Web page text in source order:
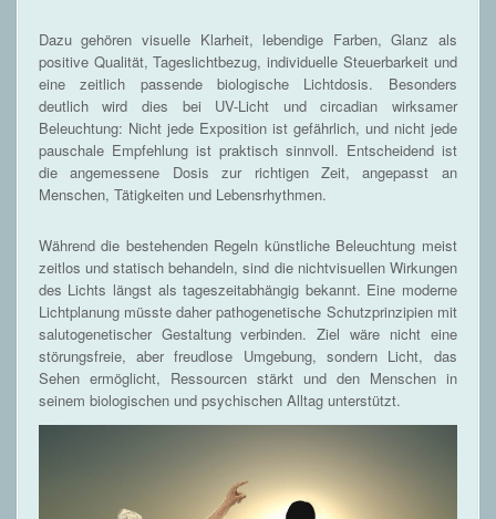
Dazu gehören visuelle Klarheit, lebendige Farben, Glanz als
positive Qualität, Tageslichtbezug, individuelle Steuerbarkeit und
eine zeitlich passende biologische Lichtdosis. Besonders
deutlich wird dies bei UV-Licht und circadian wirksamer
Beleuchtung: Nicht jede Exposition ist gefährlich, und nicht jede
pauschale Empfehlung ist praktisch sinnvoll. Entscheidend ist
die angemessene Dosis zur richtigen Zeit, angepasst an
Menschen, Tätigkeiten und Lebensrhythmen.
Während die bestehenden Regeln künstliche Beleuchtung meist
zeitlos und statisch behandeln, sind die nichtvisuellen Wirkungen
des Lichts längst als tageszeitabhängig bekannt. Eine moderne
Lichtplanung müsste daher pathogenetische Schutzprinzipien mit
salutogenetischer Gestaltung verbinden. Ziel wäre nicht eine
störungsfreie, aber freudlose Umgebung, sondern Licht, das
Sehen ermöglicht, Ressourcen stärkt und den Menschen in
seinem biologischen und psychischen Alltag unterstützt.